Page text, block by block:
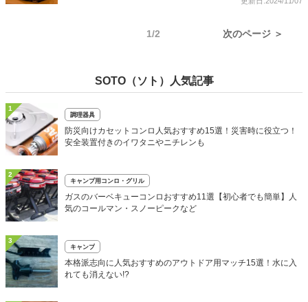
1/2 次のページ ＞
SOTO（ソト）人気記事
1
調理器具
防災向けカセットコンロ人気おすすめ15選！災害時に役立つ！
安全装置付きのイワタニやニチレンも
2
キャンプ用コンロ・グリル
ガスのバーベキューコンロおすすめ11選【初心者でも簡単】人
気のコールマン・スノーピークなど
3
キャンプ
本格派志向に人気おすすめのアウトドア用マッチ15選！水に入
れても消えない!?